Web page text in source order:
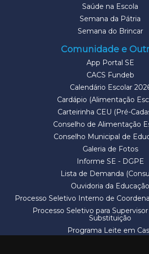
Saúde na Escola
Semana da Pátria
Semana do Brincar
Comunidade e
App Portal SE
CACS Fundeb
Calendário Escolar
Cardápio (Alimentação
Carteirinha CEU (Pré-
Conselho de Alimentação
Conselho Municipal de
Galeria de Fotos
Informe SE - DGPE
Lista de Demanda
Ouvidoria da Educação
Processo Seletivo Interno de
Processo Seletivo para
Substituição
Programa Leite em